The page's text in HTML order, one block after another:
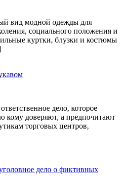
вид модной одежды для
социального положения и
куртки, блузки и костюмы
дело, которое
кому доверяют, а предпочитают
торговых центров,
дело о фиктивных